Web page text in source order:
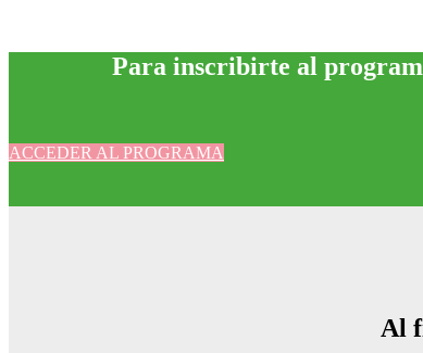
Para inscribirte al
ACCEDER AL PROGRAMA
Al